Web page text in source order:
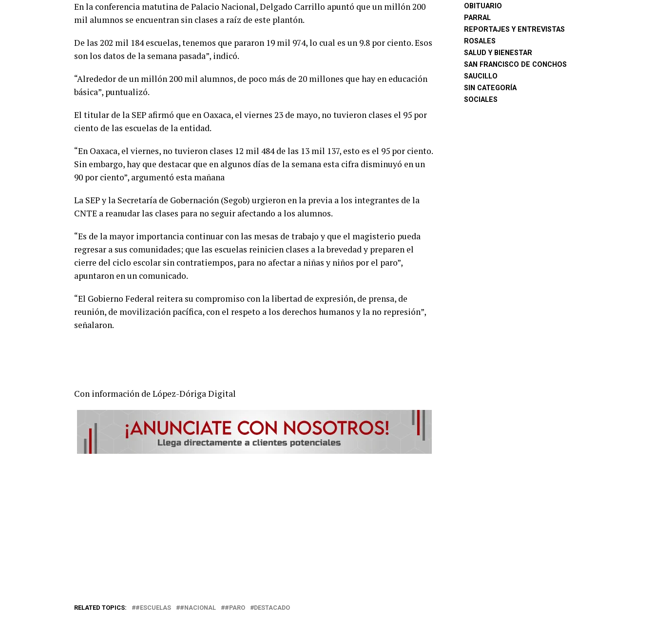
En la conferencia matutina de Palacio Nacional, Delgado Carrillo apuntó que un millón 200
mil alumnos se encuentran sin clases a raíz de este plantón.
De las 202 mil 184 escuelas, tenemos que pararon 19 mil 974, lo cual es un 9.8 por ciento. Esos
son los datos de la semana pasada”, indicó.
“Alrededor de un millón 200 mil alumnos, de poco más de 20 millones que hay en educación
básica”, puntualizó.
El titular de la SEP afirmó que en Oaxaca, el viernes 23 de mayo, no tuvieron clases el 95 por
ciento de las escuelas de la entidad.
“En Oaxaca, el viernes, no tuvieron clases 12 mil 484 de las 13 mil 137, esto es el 95 por ciento.
Sin embargo, hay que destacar que en algunos días de la semana esta cifra disminuyó en un
90 por ciento”, argumentó esta mañana
La SEP y la Secretaría de Gobernación (Segob) urgieron en la previa a los integrantes de la
CNTE a reanudar las clases para no seguir afectando a los alumnos.
“Es de la mayor importancia continuar con las mesas de trabajo y que el magisterio pueda
regresar a sus comunidades; que las escuelas reinicien clases a la brevedad y preparen el
cierre del ciclo escolar sin contratiempos, para no afectar a niñas y niños por el paro”,
apuntaron en un comunicado.
“El Gobierno Federal reitera su compromiso con la libertad de expresión, de prensa, de
reunión, de movilización pacífica, con el respeto a los derechos humanos y la no represión”,
señalaron.
Con información de López-Dóriga Digital
RELATED TOPICS: #ESCUELAS #NACIONAL #PARO DESTACADO
OBITUARIO
PARRAL
REPORTAJES Y ENTREVISTAS
ROSALES
SALUD Y BIENESTAR
SAN FRANCISCO DE CONCHOS
SAUCILLO
SIN CATEGORÍA
SOCIALES